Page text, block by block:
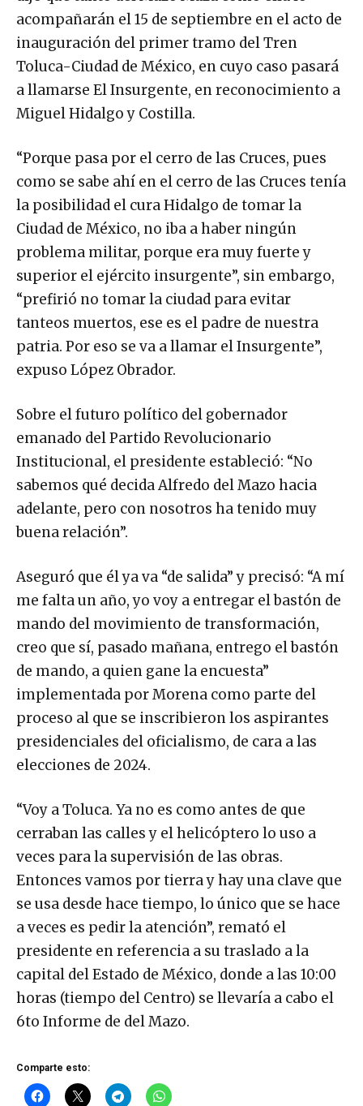
acompañarán el 15 de septiembre en el acto de
inauguración del primer tramo del Tren
Toluca-Ciudad de México, en cuyo caso pasará
a llamarse El Insurgente, en reconocimiento a
Miguel Hidalgo y Costilla.
“Porque pasa por el cerro de las Cruces, pues
como se sabe ahí en el cerro de las Cruces tenía
la posibilidad el cura Hidalgo de tomar la
Ciudad de México, no iba a haber ningún
problema militar, porque era muy fuerte y
superior el ejército insurgente”, sin embargo,
“prefirió no tomar la ciudad para evitar
tanteos muertos, ese es el padre de nuestra
patria. Por eso se va a llamar el Insurgente”,
expuso López Obrador.
Sobre el futuro político del gobernador
emanado del Partido Revolucionario
Institucional, el presidente estableció: “No
sabemos qué decida Alfredo del Mazo hacia
adelante, pero con nosotros ha tenido muy
buena relación”.
Aseguró que él ya va “de salida” y precisó: “A mí
me falta un año, yo voy a entregar el bastón de
mando del movimiento de transformación,
creo que sí, pasado mañana, entrego el bastón
de mando, a quien gane la encuesta”
implementada por Morena como parte del
proceso al que se inscribieron los aspirantes
presidenciales del oficialismo, de cara a las
elecciones de 2024.
“Voy a Toluca. Ya no es como antes de que
cerraban las calles y el helicóptero lo uso a
veces para la supervisión de las obras.
Entonces vamos por tierra y hay una clave que
se usa desde hace tiempo, lo único que se hace
a veces es pedir la atención”, remató el
presidente en referencia a su traslado a la
capital del Estado de México, donde a las 10:00
horas (tiempo del Centro) se llevaría a cabo el
6to Informe de del Mazo.
Comparte esto: